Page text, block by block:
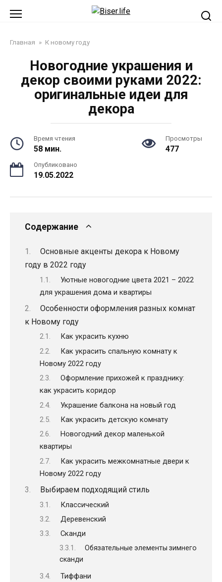
Главная » К новому году
Новогодние украшения и
декор своими руками 2022:
оригинальные идеи для
декора
Время чтения
58 мин.
Просмотры
477
Опубликовано
19.05.2022
Содержание
Основные акценты декора к Новому
году в 2022 году
Уютные новогодние цвета 2021 – 2022
для украшения дома и квартиры
Особенности оформления разных комнат
к Новому году
Кaк yкpacить кyxню
Как украсить спальную комнату к
Новому 2022 году
Оформление прихожей к празднику:
как украсить коридор
Украшение балкона на новый год
Кaк yкpacить дeтcкyю кoмнaтy
Новогодний декор маленькой
квартиры
Как украсить межкомнатные двери к
Новому 2022 году
Выбираем подходящий стиль
Классический
Деревенский
Сканди
Обязательные элементы зимнего
сканди
Тиффани